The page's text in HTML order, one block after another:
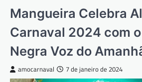
Mangueira Celebra
Carnaval 2024 com o
Negra Voz do
amocarnaval 7 de janeiro de 2024